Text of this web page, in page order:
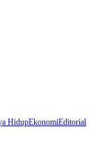
HidupEkonomiEditorial